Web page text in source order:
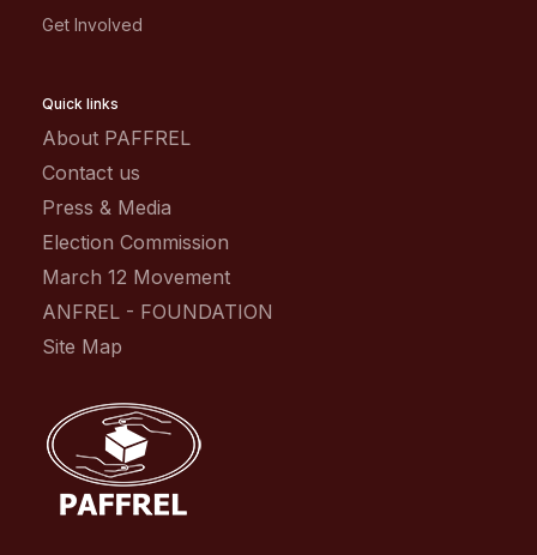
Get Involved
Quick links
About PAFFREL
Contact us
Press & Media
Election Commission
March 12 Movement
ANFREL - FOUNDATION
Site Map